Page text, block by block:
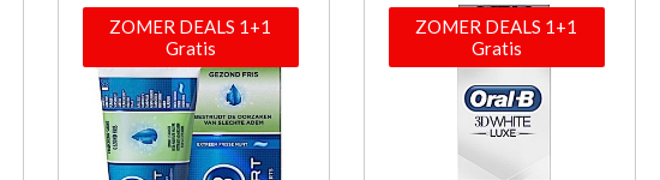
ZOMER DEALS 1+1
Gratis
ZOMER DEALS 1+1
Gratis